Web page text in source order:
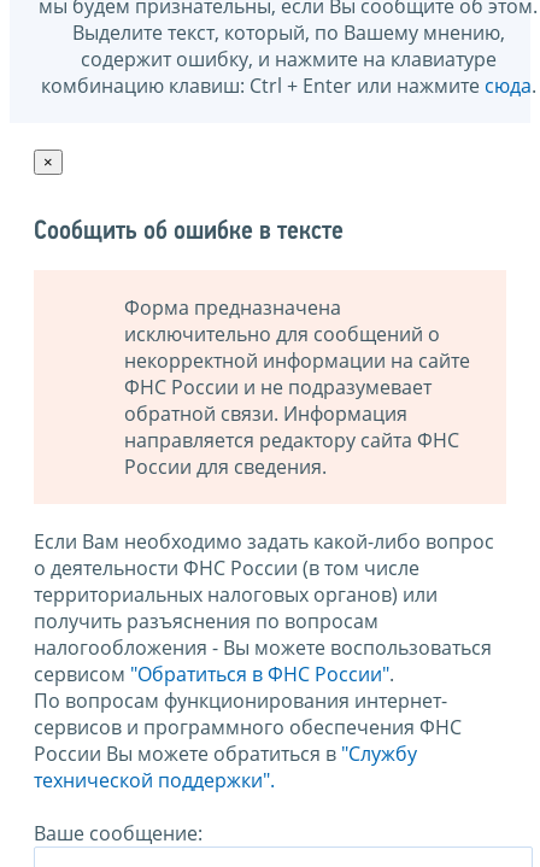
мы будем признательны, если Вы сообщите об этом.
Выделите текст, который, по Вашему мнению,
содержит ошибку, и нажмите на клавиатуре
комбинацию клавиш: Ctrl + Enter или нажмите сюда.
×
Сообщить об ошибке в тексте
Форма предназначена
исключительно для сообщений о
некорректной информации на сайте
ФНС России и не подразумевает
обратной связи. Информация
направляется редактору сайта ФНС
России для сведения.
Если Вам необходимо задать какой-либо вопрос
о деятельности ФНС России (в том числе
территориальных налоговых органов) или
получить разъяснения по вопросам
налогообложения - Вы можете воспользоваться
сервисом "Обратиться в ФНС России".
По вопросам функционирования интернет-
сервисов и программного обеспечения ФНС
России Вы можете обратиться в "Службу
технической поддержки".
Ваше сообщение: